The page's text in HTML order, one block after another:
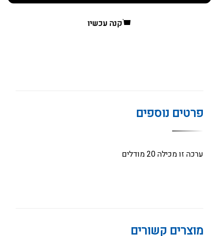
קנה עכשיו
פרטים נוספים
ערכה זו מכילה 20 מודלים
מוצרים קשורים